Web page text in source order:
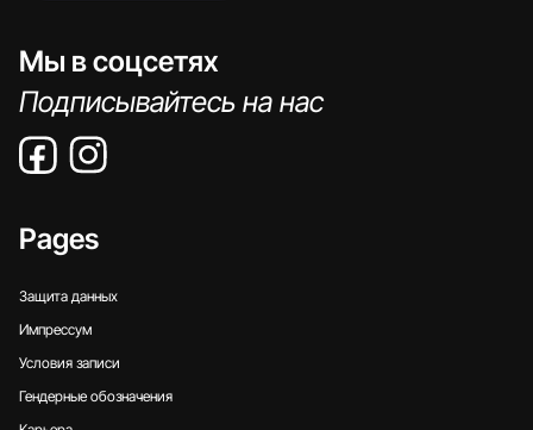
Мы в соцсетях
Подписывайтесь на нас
Pages
Защита данных
Импрессум
Условия записи
Гендерные обозначения